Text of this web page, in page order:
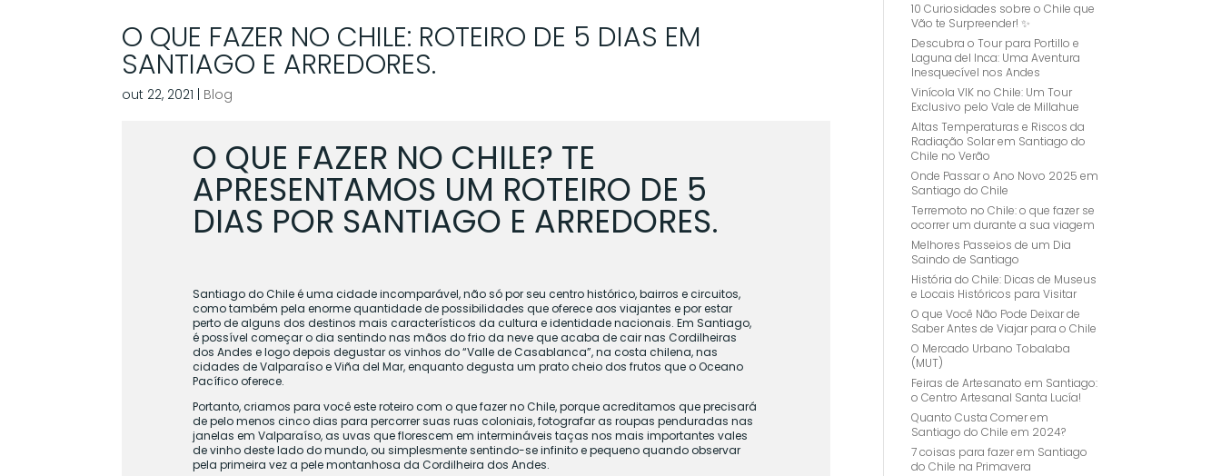
O QUE FAZER NO CHILE: ROTEIRO DE 5 DIAS EM
SANTIAGO E ARREDORES.
out 22, 2021 | Blog
O QUE FAZER NO CHILE? TE
APRESENTAMOS UM ROTEIRO DE 5
DIAS POR SANTIAGO E ARREDORES.
Santiago do Chile é uma cidade incomparável, não só por seu centro histórico, bairros e circuitos,
como também pela enorme quantidade de possibilidades que oferece aos viajantes e por estar
perto de alguns dos destinos mais característicos da cultura e identidade nacionais. Em Santiago,
é possível começar o dia sentindo nas mãos do frio da neve que acaba de cair nas Cordilheiras
dos Andes e logo depois degustar os vinhos do “Valle de Casablanca”, na costa chilena, nas
cidades de Valparaíso e Viña del Mar, enquanto degusta um prato cheio dos frutos que o Oceano
Pacífico oferece.
Portanto, criamos para você este roteiro com o que fazer no Chile, porque acreditamos que precisará
de pelo menos cinco dias para percorrer suas ruas coloniais, fotografar as roupas penduradas nas
janelas em Valparaíso, as uvas que florescem em intermináveis taças nos mais importantes vales
de vinho deste lado do mundo, ou simplesmente sentindo-se infinito e pequeno quando observar
pela primeira vez a pele montanhosa da Cordilheira dos Andes.
10 Curiosidades sobre o Chile que
Vão te Surpreender! ✨
Descubra o Tour para Portillo e
Laguna del Inca: Uma Aventura
Inesquecível nos Andes
Vinícola VIK no Chile: Um Tour
Exclusivo pelo Vale de Millahue
Altas Temperaturas e Riscos da
Radiação Solar em Santiago do
Chile no Verão
Onde Passar o Ano Novo 2025 em
Santiago do Chile
Terremoto no Chile: o que fazer se
ocorrer um durante a sua viagem
Melhores Passeios de um Dia
Saindo de Santiago
História do Chile: Dicas de Museus
e Locais Históricos para Visitar
O que Você Não Pode Deixar de
Saber Antes de Viajar para o Chile
O Mercado Urbano Tobalaba
(MUT)
Feiras de Artesanato em Santiago:
o Centro Artesanal Santa Lucía!
Quanto Custa Comer em
Santiago do Chile em 2024?
7 coisas para fazer em Santiago
do Chile na Primavera